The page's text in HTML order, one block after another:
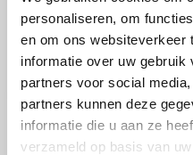
personaliseren, om
en om ons websiteverkeer
informatie over uw gebruik
partners voor social
partners kunnen deze
informatie die u aan ze
verzameld op basis van
Bin sehr zufrieden!!!
Beoordeling kon niet
opnieuw
1 2